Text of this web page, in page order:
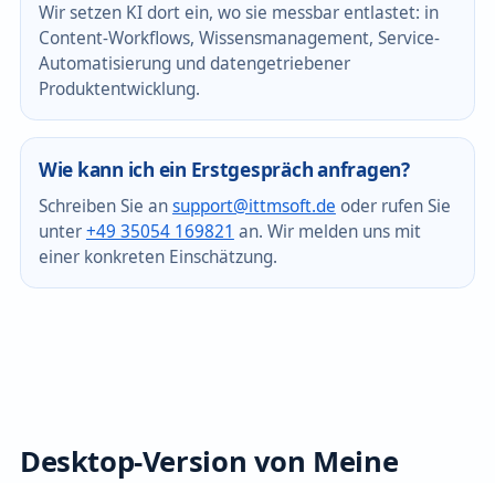
Wir setzen KI dort ein, wo sie messbar entlastet: in
Content-Workflows, Wissensmanagement, Service-
Automatisierung und datengetriebener
Produktentwicklung.
Wie kann ich ein Erstgespräch anfragen?
Schreiben Sie ansupport@ittmsoft.de oder rufen Sie
unter+49 35054 169821 an. Wir melden uns mit
einer konkreten Einschätzung.
Desktop-Version von Meine